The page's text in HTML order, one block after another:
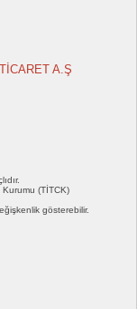
A.Ş
Kurumu (TİTCK)
gösterebilir.